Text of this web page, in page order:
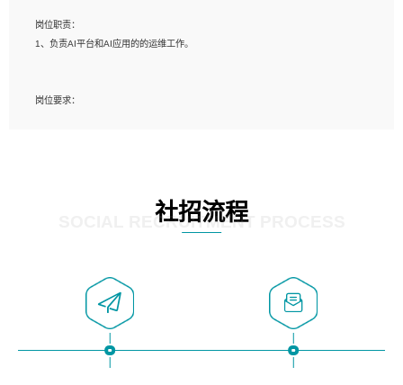
4、熟练使用oracle、mysql进行开发；
5、熟悉流程开发如使用activiti；
岗位职责：
1、负责AI平台和AI应用的的运维工作。
岗位要求：
4、掌握DevOps思想、方法和流程。Jenkins工具使用；
5、掌握常见中间件配置与优化，如mysql、nginx等；
社招流程
SOCIAL RECRUITMENT PROCESS